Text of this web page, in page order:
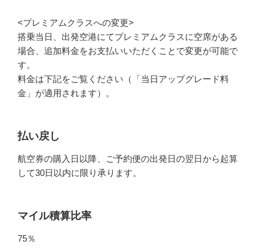
<プレミアムクラスへの変更>
搭乗当日、出発空港にてプレミアムクラスに空席がある
場合、追加料金をお支払いいただくことで変更が可能で
す。
料金は下記をご覧ください（「当日アップグレード料
金」が適用されます）。
払い戻し
航空券の購入日以降、ご予約便の出発日の翌日から起算
して30日以内に限り承ります。
マイル積算比率
75％